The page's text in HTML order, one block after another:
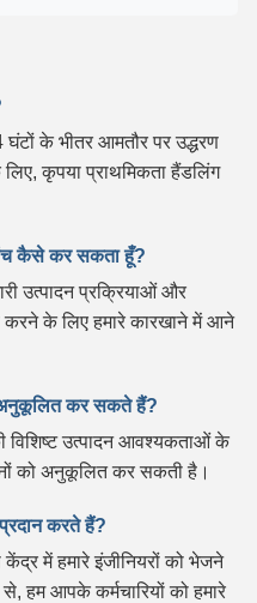
के भीतर आमतौर पर उद्धरण
कृपया प्राथमिकता हैंडलिंग
कैसे कर सकता हूँ?
उत्पादन प्रक्रियाओं और
करने के लिए हमारे कारखाने में आने
अनुकूलित कर सकते हैं?
विशिष्ट उत्पादन आवश्यकताओं के
को अनुकूलित कर सकती है।
करते हैं?
में हमारे इंजीनियरों को भेजने
हम आपके कर्मचारियों को हमारे